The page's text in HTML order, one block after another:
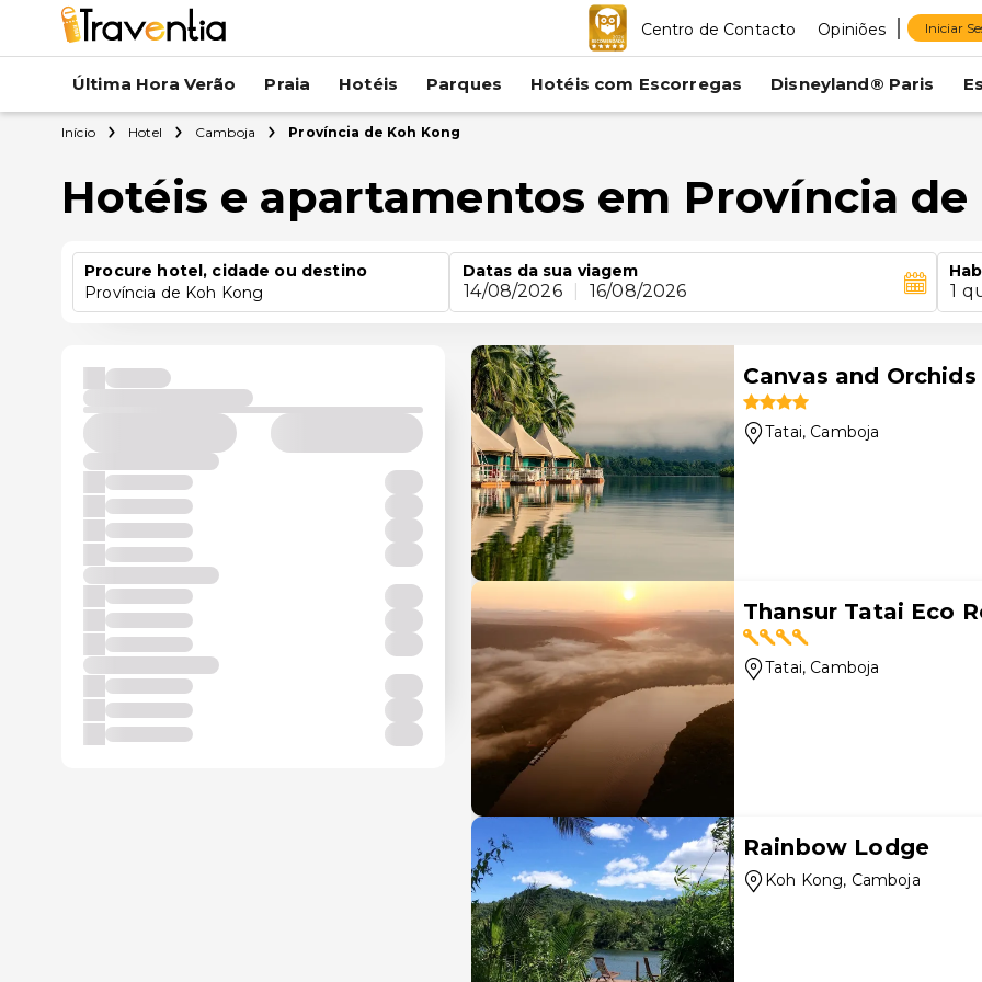
Centro de Contacto Opiniões Iniciar
Última Hora Verão Praia Hotéis Parques Hotéis com Escorregas Disneyland® Paris
Início Hotel Camboja Província de Koh Kong
Hotéis e apartamentos em Província de
Procure hotel, cidade ou destino
Província de Koh Kong
Datas da sua viagem
14/08/2026 16/08/2026 1
Canvas and
Tatai, Camboja
Thansur Tatai Eco
Tatai, Camboja
Rainbow Lodge
Koh Kong, Camboja